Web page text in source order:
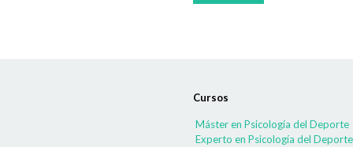
Cursos
Máster en Psicología del Deporte
Experto en Psicología del Deporte